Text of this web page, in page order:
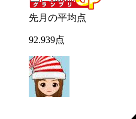
先月の平均点
92.939点